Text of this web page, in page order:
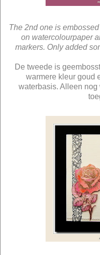
The 2nd one is
on watercolourpaper
markers. Only added
De tweede is
warmere kleur goud
waterbasis. Alleen